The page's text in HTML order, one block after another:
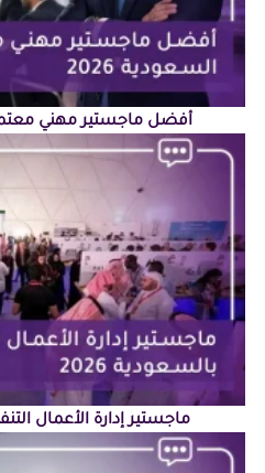
أفضل ماجستير مهني معتمد
ماجستير إدارة الأعمال